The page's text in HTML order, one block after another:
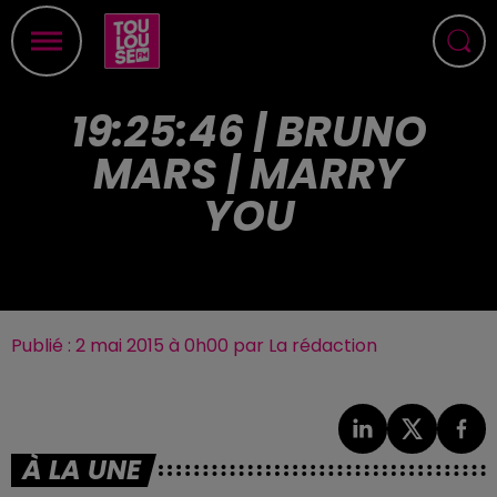
19:25:46 | BRUNO
MARS | MARRY
YOU
Publié : 2 mai 2015 à 0h00 par La rédaction
À LA UNE